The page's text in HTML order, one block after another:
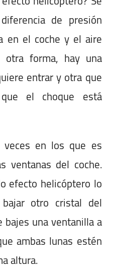
de presión
en el coche y el aire
forma, hay una
entrar y otra que
el choque está
en los que es
ventanas del coche.
efecto helicóptero lo
otro cristal del
una ventanilla a
ambas lunas estén
altura.